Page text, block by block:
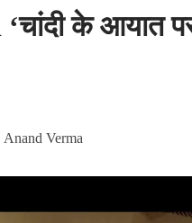
के आयात
Anand Verma